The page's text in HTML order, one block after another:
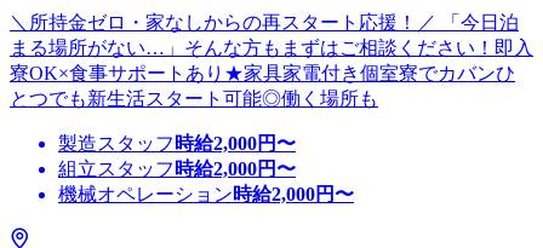
＼所持金ゼロ・家なしからの再スタート応援！／ 「今日泊
まる場所がない…」そんな方もまずはご相談ください！即入
寮OK×食事サポートあり★家具家電付き個室寮でカバンひ
とつでも新生活スタート可能◎働く場所も
製造スタッフ 時給2,000円〜
組立スタッフ 時給2,000円〜
機械オペレーション時給2,000円〜